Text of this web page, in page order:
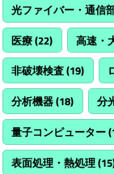
光ファイバー・通信
医療(22) 高速・
非破壊検査(19)
分析機器(18) 分
量子コンピューター
表面処理・熱処理